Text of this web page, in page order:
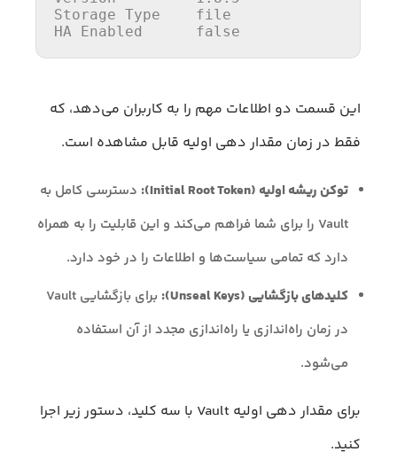
Storage Type
HA Enabled false
این قسمت دو اطلاعات مهم را به کاربران می‌دهد، که
فقط در زمان مقدار دهی اولیه قابل مشاهده است.
توکن ریشه اولیه (Initial Root Token):
دسترسی کامل به
Vault را برای شما فراهم می‌کند و این قابلیت را به همراه
دارد که تمامی سیاست‌ها و اطلاعات را در خود دارد.
کلیدهای بازگشایی (Unseal Keys):
برای بازگشایی Vault
در زمان راه‌اندازی یا راه‌اندازی مجدد از آن استفاده
می‌شود.
برای مقدار دهی اولیه Vault با سه کلید، دستور زیر اجرا
کنید.